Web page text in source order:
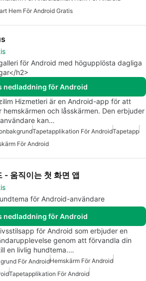
Hem För Android Gratis
för Android med högupplösta dagliga
h2>
nedladdning för Android
Hizmetleri är en Android-app för att
och låsskärmen. Den erbjuder
kan…
Tapetapplikation För AndroidTapetapp
För Android
- 움직이는 첫 화면 앱
för Android-användare
nedladdning för Android
för Android som erbjuder en
genom att förvandla din
en livlig hundtema.…
För AndroidHemskärm För Android
Tapetapplikation För Android